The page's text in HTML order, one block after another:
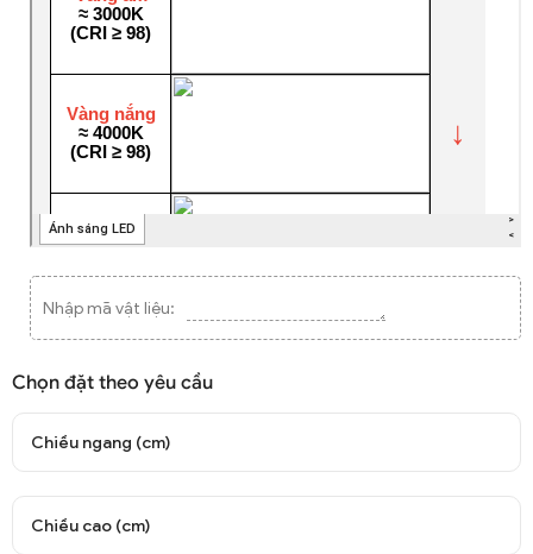
Nhập mã vật liệu:
Chọn đặt theo yêu cầu
Chiều ngang (cm)
Chiều cao (cm)